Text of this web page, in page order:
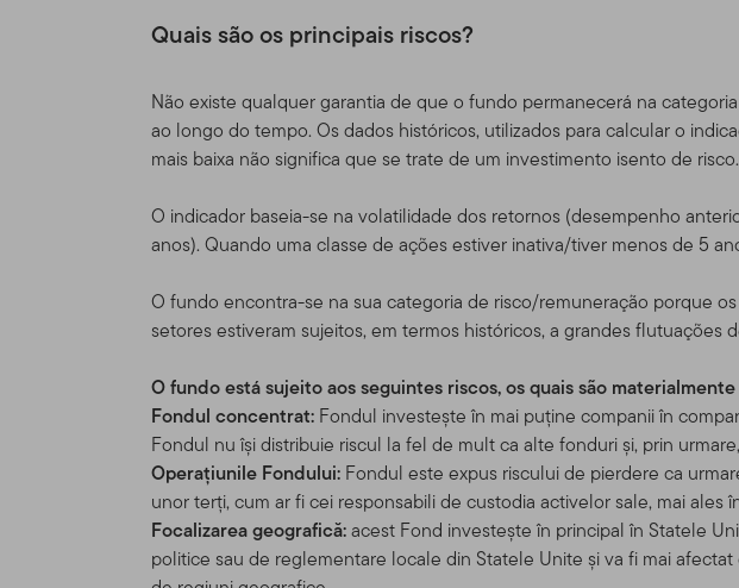
Quais são os principais riscos?
Não existe qualquer garantia de que o fundo permanecerá na
ao longo do tempo. Os dados históricos, utilizados para calcular o
mais baixa não significa que se trate de um investimento isento de
O indicador baseia-se na volatilidade dos retornos (desempenho
anos). Quando uma classe de ações estiver inativa/tiver menos de 5
O fundo encontra-se na sua categoria de risco/remuneração porque
setores estiveram sujeitos, em termos históricos, a grandes flutuações
O fundo está sujeito aos seguintes riscos, os quais são
Fondul concentrat: Fondul investește în mai puține companii în
Fondul nu își distribuie riscul la fel de mult ca alte fonduri și, prin
Operațiunile Fondului: Fondul este expus riscului de pierdere ca
unor terți, cum ar fi cei responsabili de custodia activelor sale, mai
Focalizarea geografică:acest Fond investește în principal în Statele
politice sau de reglementare locale din Statele Unite și va fi mai
conforme corrigido.
Responsabilidade do
Esse Site é provido como um serviço, e para fins
Distributors, Ltd. ("TGAL" ou "Nós") – não é
entidades da Franklin Templeton, a Franklin
globalmente a acionistas, bem como serviços do
Informações para certos
autorizados,
Este site é destinado a certos sub-distribuidores
e tenham investimentos nos produtos da Franklin
Templeton que também residam fora dos EUA, e
não é de forma alguma destinado a investidores
americano, por favor visite nosso outro website,